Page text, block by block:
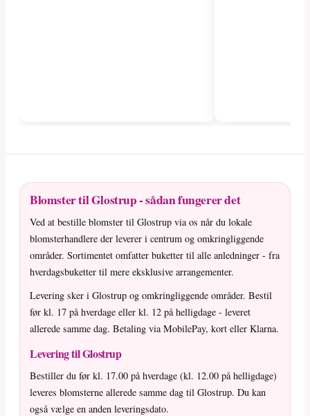
Blomster til Glostrup - sådan fungerer det
Ved at bestille blomster til Glostrup via os når du lokale
blomsterhandlere der leverer i centrum og omkringliggende
områder. Sortimentet omfatter buketter til alle anledninger - fra
hverdagsbuketter til mere eksklusive arrangementer.
Levering sker i Glostrup og omkringliggende områder. Bestil
før kl. 17 på hverdage eller kl. 12 på helligdage - leveret
allerede samme dag. Betaling via MobilePay, kort eller Klarna.
Levering til Glostrup
Bestiller du før kl. 17.00 på hverdage (kl. 12.00 på helligdage)
leveres blomsterne allerede samme dag til Glostrup. Du kan
også vælge en anden leveringsdato.